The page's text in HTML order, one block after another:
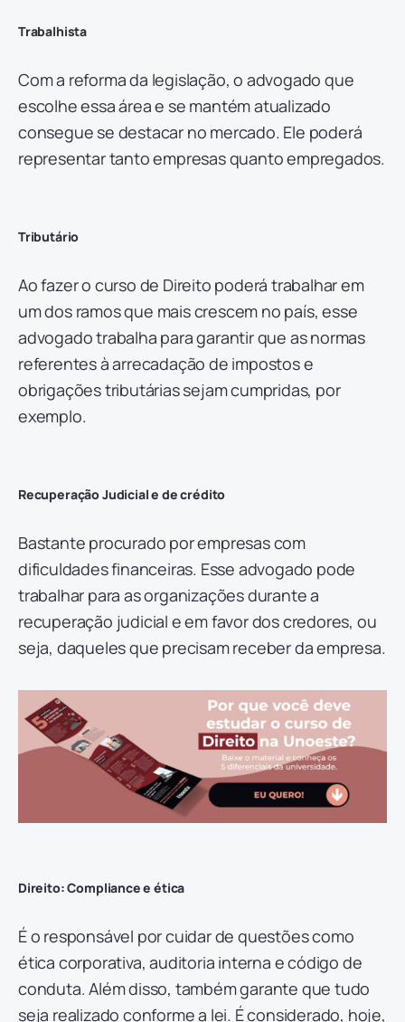
Trabalhista
Com a reforma da legislação, o advogado que
escolhe essa área e se mantém atualizado
consegue se destacar no mercado. Ele poderá
representar tanto empresas quanto empregados.
Tributário
Ao fazer o curso de Direito poderá trabalhar em
um dos ramos que mais crescem no país, esse
advogado trabalha para garantir que as normas
referentes à arrecadação de impostos e
obrigações tributárias sejam cumpridas, por
exemplo.
Recuperação Judicial e de crédito
Bastante procurado por empresas com
dificuldades financeiras. Esse advogado pode
trabalhar para as organizações durante a
recuperação judicial e em favor dos credores, ou
seja, daqueles que precisam receber da empresa.
Direito: Compliance e ética
É o responsável por cuidar de questões como
ética corporativa, auditoria interna e código de
conduta. Além disso, também garante que tudo
seja realizado conforme a lei. É considerado, hoje,